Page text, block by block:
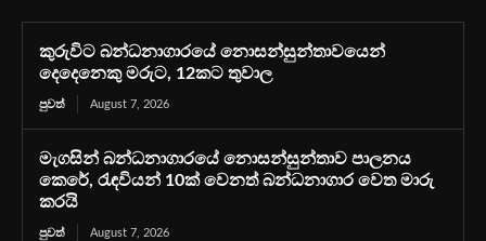
කුරුවිට බන්ධනාගාරයේ නොසන්සුන්තාවයෙන්
දෙදෙනෙකු මරුට, 12කට තුවාල
පුවත් August 7, 2026
මැගසින් බන්ධනාගාරයේ නොසන්සුන්තාව පාලනය
කෙරේ, රැඳවියන් 10ක් වෙනත් බන්ධනාගාර වෙත මාරු
කරයි
පුවත් August 7, 2026